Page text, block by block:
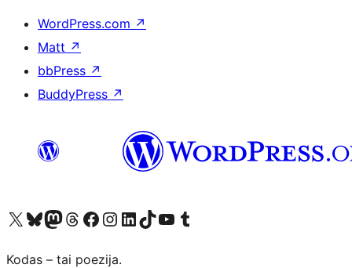
WordPress.com ↗
Matt ↗
bbPress ↗
BuddyPress ↗
Visit our X (formerly Twitter) account
Apsilankykite mūsų Bluesky paskyroje
Visit our Mastodon account
Apsilankykite mūsų Threads paskyroje
Visit our Facebook page
Visit our Instagram account
Visit our LinkedIn account
Apsilankykite mūsų TikTok paskyroje
Visit our YouTube channel
Apsilankykite mūsų Tumblr paskyroje
Kodas – tai poezija.